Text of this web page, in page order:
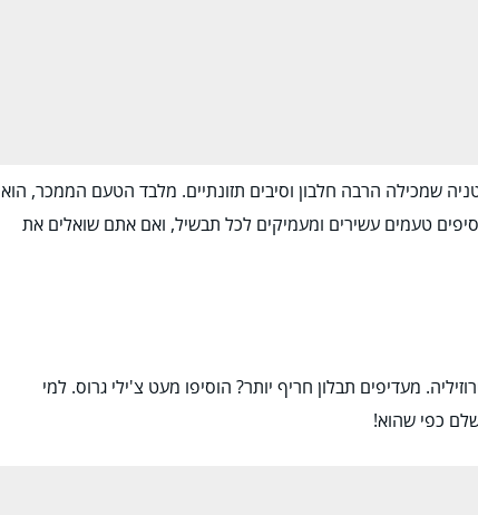
שמכילה הרבה חלבון וסיבים תזונתיים. מלבד הטעם הממכר, הוא
טעמים עשירים ומעמיקים לכל תבשיל, ואם אתם שואלים את
מעדיפים תבלון חריף יותר? הוסיפו מעט צ'ילי גרוס. למי
כפי שהוא!